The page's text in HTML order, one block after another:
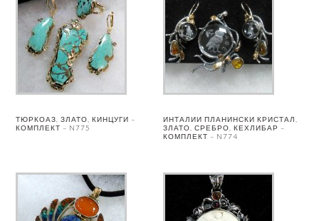
ТЮРКОАЗ, ЗЛАТО, КИНЦУГИ –
КОМПЛЕКТ – N775
ИНТАЛИИ ПЛАНИНСКИ КРИСТАЛ,
ЗЛАТО, СРЕБРО, КЕХЛИБАР –
КОМПЛЕКТ – N774